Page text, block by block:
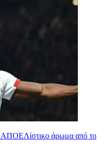
ΑΠΟΕΛίστικο άρωμα από το